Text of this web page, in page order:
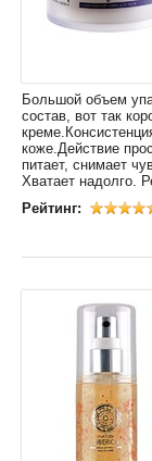
Большой объем
состав, вот так
коже.Действие
питает, снимает
Хватает надолго.
Рейтинг: